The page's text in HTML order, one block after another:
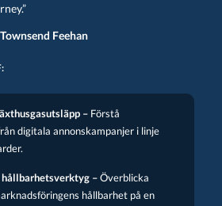
Feehan
– Förstå
digitala annonskampanjer i linje
–Överblicka
hållbarhet på en